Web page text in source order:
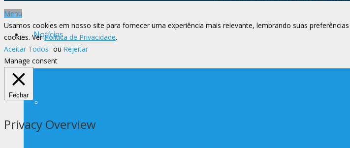
Notícias
Menu
Usamos cookies em nosso site para fornecer uma experiência mais relevante, lembrando suas
cookies. VerPolítica de Privacidade.
Aceitar Todos ou Rejeitar
Manage consent
Fechar
Privacy Overview